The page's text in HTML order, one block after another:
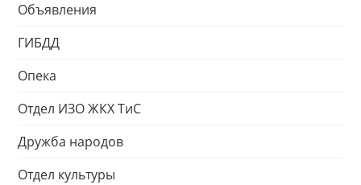
Объявления
ГИБДД
Опека
Отдел ИЗО ЖКХ ТиС
Дружба народов
Отдел культуры